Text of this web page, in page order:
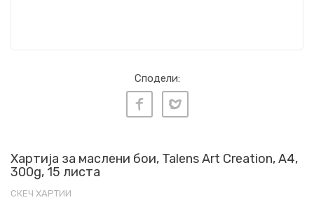
Сподели:
Хартија за маслени бои, Talens Art Creation, A4,
300g, 15 листа
СКЕЧ ХАРТИИ